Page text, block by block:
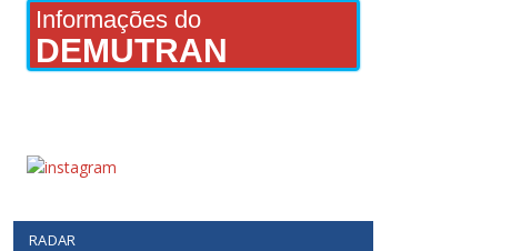
Informações do
DEMUTRAN
RADAR